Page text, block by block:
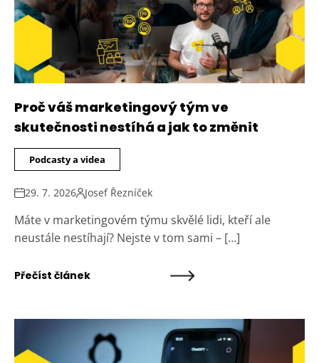
Proč váš marketingový tým ve
skutečnosti nestíhá a jak to změnit
Podcasty a videa
29. 7. 2026 Josef Řezníček
Máte v marketingovém týmu skvělé lidi, kteří ale
neustále nestíhají? Nejste v tom sami – […]
Přečíst článek